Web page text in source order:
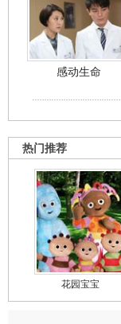
感动生命
热门推荐
花园宝宝